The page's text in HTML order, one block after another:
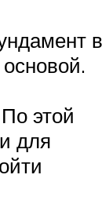
в
этой
для